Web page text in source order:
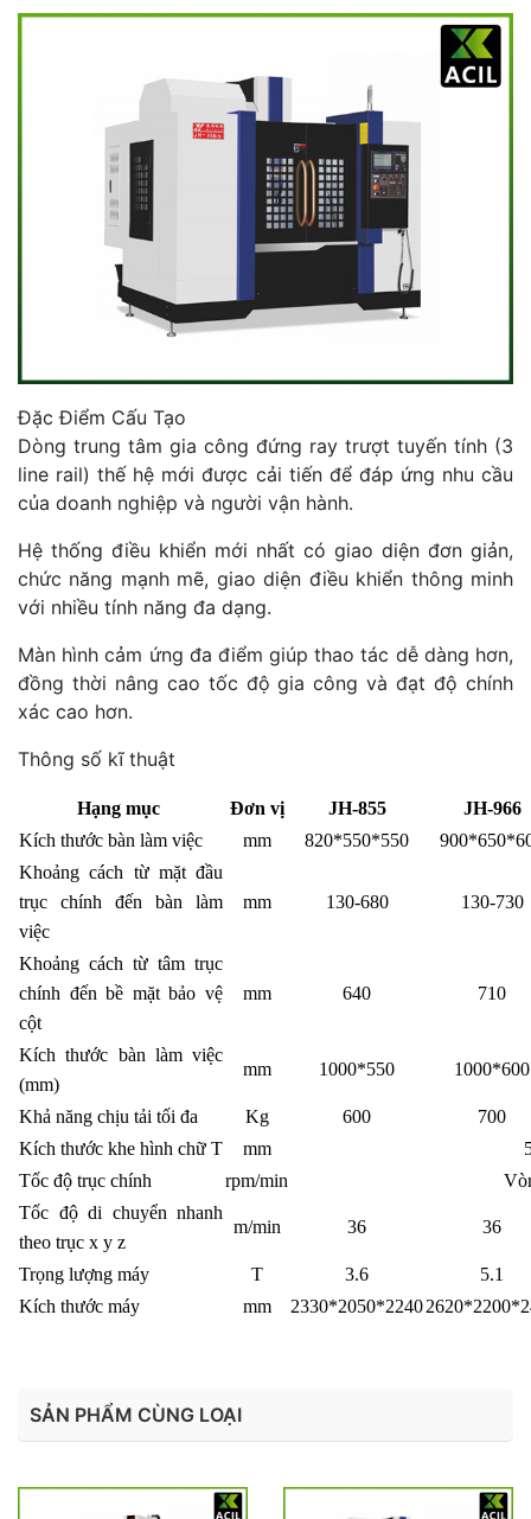
Đặc Điểm Cấu Tạo
Dòng trung tâm gia công đứng ray trượt tuyến tính (3
line rail) thế hệ mới được cải tiến để đáp ứng nhu cầu
của doanh nghiệp và người vận hành.
Hệ thống điều khiển mới nhất có giao diện đơn giản,
chức năng mạnh mẽ, giao diện điều khiển thông minh
với nhiều tính năng đa dạng.
Màn hình cảm ứng đa điểm giúp thao tác dễ dàng hơn,
đồng thời nâng cao tốc độ gia công và đạt độ chính
xác cao hơn.
Thông số kĩ thuật
Hạng mục Đơn vị JH-855
JH-966
Kích thước bàn làm việc
mm 820*550*550
Khoảng cách từ mặt đầu
trục chính đến bàn làm
việc
mm 130-680 130-730
Khoảng cách từ tâm trục
chính đến bề mặt bảo vệ
cột
mm 640 710
Kích thước bàn làm việc
(mm)
mm 1000*550 1000*600
Khả năng chịu tải tối đa Kg 600
700
Kích thước khe hình chữ T
mm
Tốc độ trục chính
rpm/min
Tốc độ di chuyển nhanh
theo trục x y z
m/min 36 36
Trọng lượng máy T 3.6
5.1
Kích thước máy
mm 2330*2050*2240
SẢN PHẨM CÙNG LOẠI